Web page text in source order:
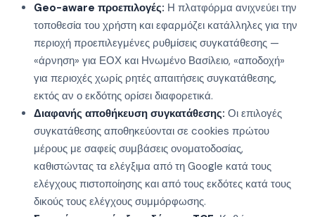
Geo-aware προεπιλογές: Η πλατφόρμα ανιχνεύει την
τοποθεσία του χρήστη και εφαρμόζει κατάλληλες για την
περιοχή προεπιλεγμένες ρυθμίσεις συγκατάθεσης —
«άρνηση» για ΕΟΧ και Ηνωμένο Βασίλειο, «αποδοχή»
για περιοχές χωρίς ρητές απαιτήσεις συγκατάθεσης,
εκτός αν ο εκδότης ορίσει διαφορετικά.
Διαφανής αποθήκευση συγκατάθεσης: Οι επιλογές
συγκατάθεσης αποθηκεύονται σε cookies πρώτου
μέρους με σαφείς συμβάσεις ονοματοδοσίας,
καθιστώντας τα ελέγξιμα από τη Google κατά τους
ελέγχους πιστοποίησης και από τους εκδότες κατά τους
δικούς τους ελέγχους συμμόρφωσης.